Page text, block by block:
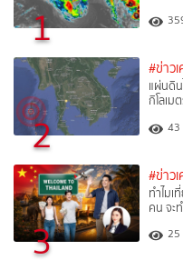
1
2
#ข่าว
แผ่นดิน
กิโลเม
43
3
#ข่าว
ทำไมเ
คน จะ
25